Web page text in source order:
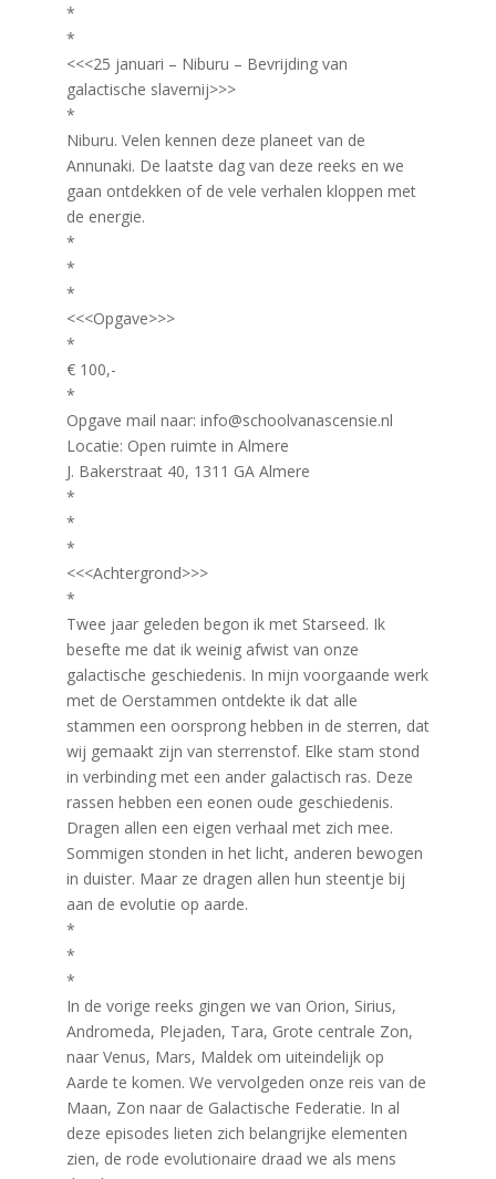
*
*
<<<25 januari – Niburu – Bevrijding van
galactische slavernij>>>
*
Niburu. Velen kennen deze planeet van de
Annunaki. De laatste dag van deze reeks en we
gaan ontdekken of de vele verhalen kloppen met
de energie.
*
*
*
<<<Opgave>>>
*
€ 100,-
*
Opgave mail naar: info@schoolvanascensie.nl
Locatie: Open ruimte in Almere
J. Bakerstraat 40, 1311 GA Almere
*
*
*
<<<Achtergrond>>>
*
Twee jaar geleden begon ik met Starseed. Ik
besefte me dat ik weinig afwist van onze
galactische geschiedenis. In mijn voorgaande werk
met de Oerstammen ontdekte ik dat alle
stammen een oorsprong hebben in de sterren, dat
wij gemaakt zijn van sterrenstof. Elke stam stond
in verbinding met een ander galactisch ras. Deze
rassen hebben een eonen oude geschiedenis.
Dragen allen een eigen verhaal met zich mee.
Sommigen stonden in het licht, anderen bewogen
in duister. Maar ze dragen allen hun steentje bij
aan de evolutie op aarde.
*
*
*
In de vorige reeks gingen we van Orion, Sirius,
Andromeda, Plejaden, Tara, Grote centrale Zon,
naar Venus, Mars, Maldek om uiteindelijk op
Aarde te komen. We vervolgeden onze reis van de
Maan, Zon naar de Galactische Federatie. In al
deze episodes lieten zich belangrijke elementen
zien, de rode evolutionaire draad we als mens